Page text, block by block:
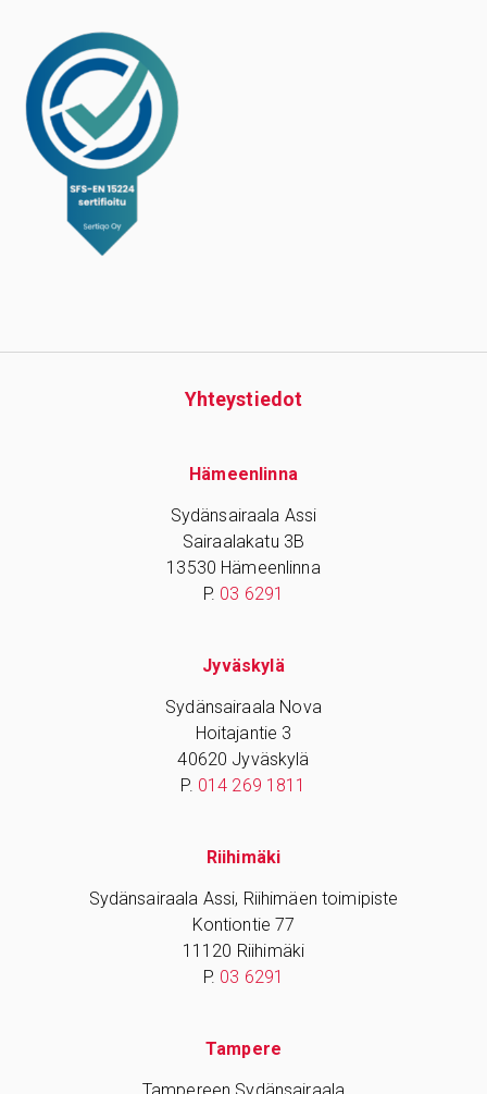
Yhteys­tiedot
Hämeenlinna
Sydänsairaala Assi
Sairaalakatu 3B
13530 Hämeenlinna
P. 03 6291
Jyväskylä
Sydänsairaala Nova
Hoitajantie 3
40620 Jyväskylä
P. 014 269 1811
Riihimäki
Sydänsairaala Assi, Riihimäen toimipiste
Kontiontie 77
11120 Riihimäki
P. 03 6291
Tampere